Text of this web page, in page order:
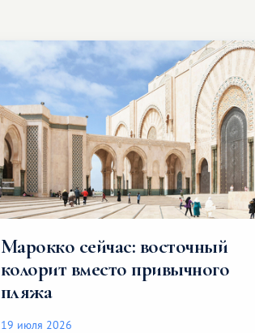
Марокко сейчас: восточный
колорит вместо привычного
пляжа
19 июля 2026